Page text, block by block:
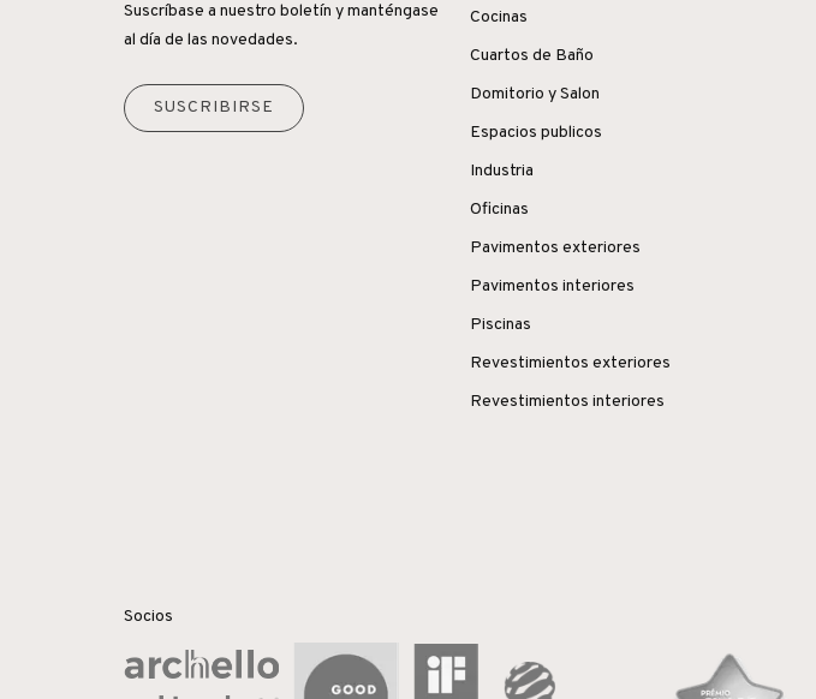
Suscríbase a nuestro boletín y manténgase
al día de las novedades.
SUSCRIBIRSE
Cocinas
Cuartos de Baño
Domitorio y Salon
Espacios publicos
Industria
Oficinas
Pavimentos exteriores
Pavimentos interiores
Piscinas
Revestimientos exteriores
Revestimientos interiores
Socios